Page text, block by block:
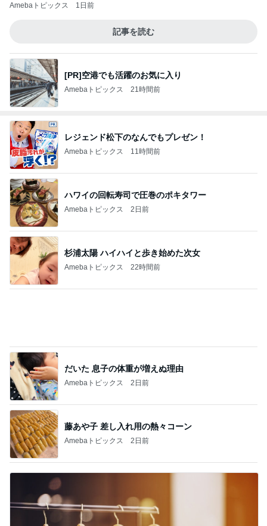
Amebaトピックス 1日前
記事を読む
[PR]空港でも活躍のお気に入り
Amebaトピックス 21時間前
レジェンド松下のなんでもプレゼン！
Amebaトピックス 11時間前
ハワイの回転寿司で圧巻のポキタワー
Amebaトピックス 2日前
杉浦太陽 ハイハイと歩き始めた次女
Amebaトピックス 22時間前
藤あや子 差し入れ用の熱々コーン
Amebaトピックス 2日前